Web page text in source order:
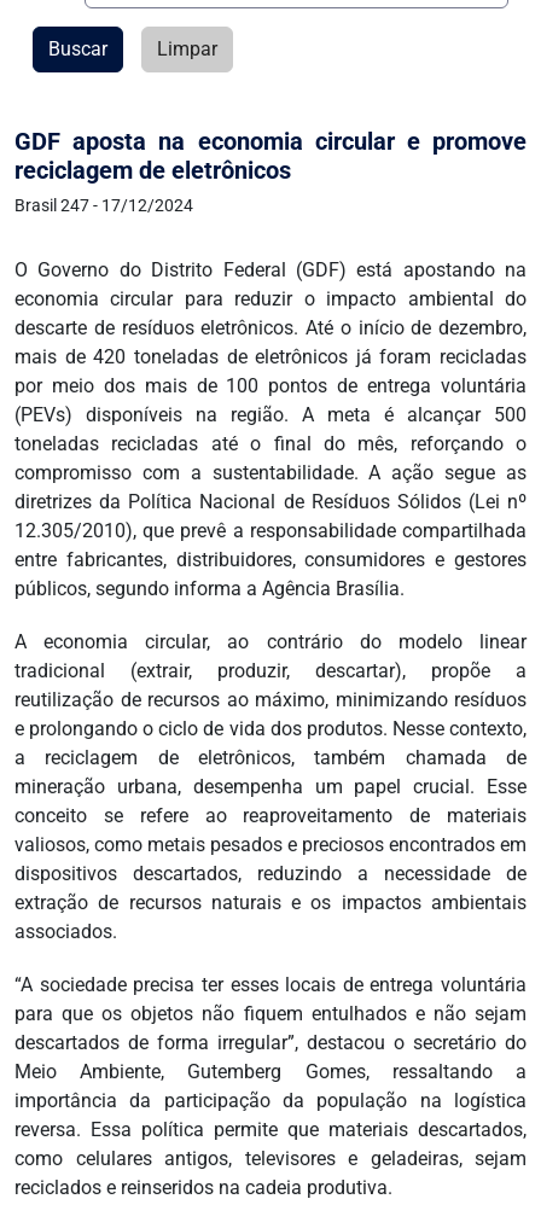
GDF aposta na economia circular e promove
reciclagem de eletrônicos
Brasil 247 - 17/12/2024
O Governo do Distrito Federal (GDF) está apostando na
economia circular para reduzir o impacto ambiental do
descarte de resíduos eletrônicos. Até o início de dezembro,
mais de 420 toneladas de eletrônicos já foram recicladas
por meio dos mais de 100 pontos de entrega voluntária
(PEVs) disponíveis na região. A meta é alcançar 500
toneladas recicladas até o final do mês, reforçando o
compromisso com a sustentabilidade. A ação segue as
diretrizes da Política Nacional de Resíduos Sólidos (Lei nº
12.305/2010), que prevê a responsabilidade compartilhada
entre fabricantes, distribuidores, consumidores e gestores
públicos, segundo informa a Agência Brasília.
A economia circular, ao contrário do modelo linear
tradicional (extrair, produzir, descartar), propõe a
reutilização de recursos ao máximo, minimizando resíduos
e prolongando o ciclo de vida dos produtos. Nesse contexto,
a reciclagem de eletrônicos, também chamada de
mineração urbana, desempenha um papel crucial. Esse
conceito se refere ao reaproveitamento de materiais
valiosos, como metais pesados e preciosos encontrados em
dispositivos descartados, reduzindo a necessidade de
extração de recursos naturais e os impactos ambientais
associados.
“A sociedade precisa ter esses locais de entrega voluntária
para que os objetos não fiquem entulhados e não sejam
descartados de forma irregular”, destacou o secretário do
Meio Ambiente, Gutemberg Gomes, ressaltando a
importância da participação da população na logística
reversa. Essa política permite que materiais descartados,
como celulares antigos, televisores e geladeiras, sejam
reciclados e reinseridos na cadeia produtiva.
Buscar Limpar